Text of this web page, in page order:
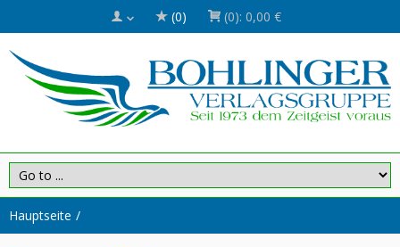
(0) (0): 0,00 €
Hauptseite